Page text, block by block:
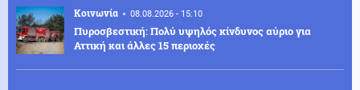
Κοινωνία 08.08.2026 - 15:10
Πυροσβεστική: Πολύ υψηλός κίνδυνος αύριο για
Αττική και άλλες 15 περιοχές